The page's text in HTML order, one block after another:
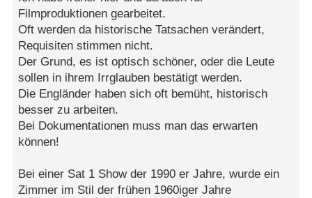
Filmproduktionen gearbeitet.
Oft werden da historische Tatsachen verändert,
Requisiten stimmen nicht.
Der Grund, es ist optisch schöner, oder die Leute
sollen in ihrem Irrglauben bestätigt werden.
Die Engländer haben sich oft bemüht, historisch
besser zu arbeiten.
Bei Dokumentationen muss man das erwarten
können!
Bei einer Sat 1 Show der 1990 er Jahre, wurde ein
Zimmer im Stil der frühen 1960iger Jahre